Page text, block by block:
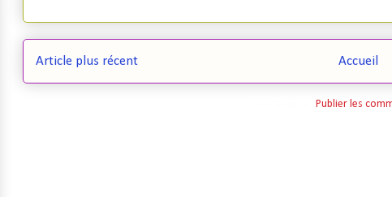
Article plus récent Accueil
Publier les